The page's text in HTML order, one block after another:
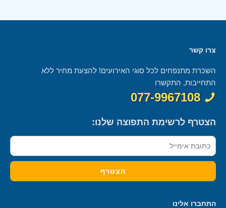
צרו קשר
השכרת מתנפחים לכל סוגי האירועים! להצעת מחיר ללא
התחייבות, התקשרו
077-9967108
הצטרף לרשימת התפוצה שלנו:
התחברו אלינו